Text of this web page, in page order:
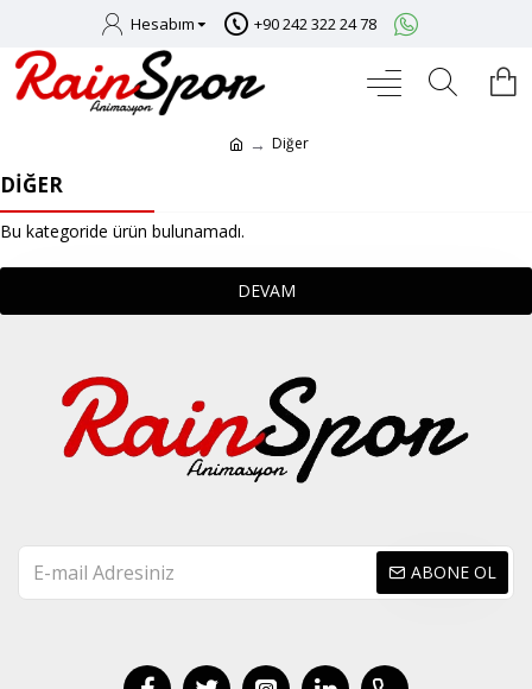
Hesabım +90 242 322 24 78
Diğer
DIĞER
Bu kategoride ürün bulunamadı.
DEVAM
ABONE OL